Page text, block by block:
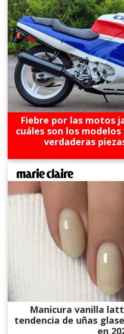
Fiebre por las motos
cuáles son los
verdaderas
Manicura vanilla
tendencia de uñas
en